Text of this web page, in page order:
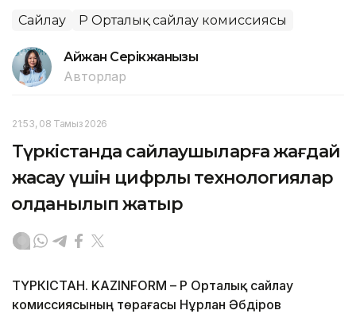
Сайлау ҚР Орталық сайлау комиссиясы
Айжан Серікжанқызы
Авторлар
21:53, 08 Тамыз 2026
Түркістанда сайлаушыларға жағдай
жасау үшін цифрлық технологиялар
қолданылып жатыр
ТҮРКІСТАН. KAZINFORM – ҚР Орталық сайлау
комиссиясының төрағасы Нұрлан Әбдіров